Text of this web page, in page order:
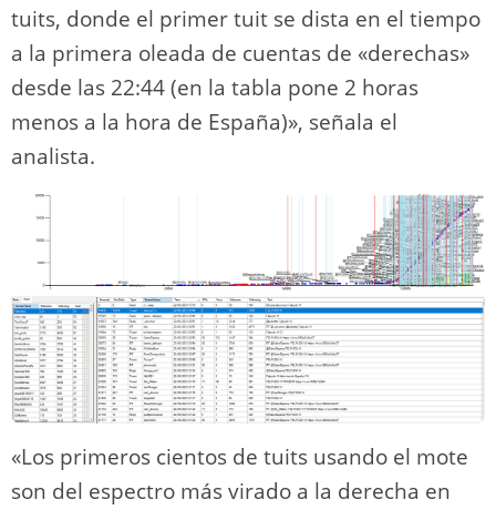
tuits, donde el primer tuit se dista en el tiempo
a la primera oleada de cuentas de «derechas»
desde las 22:44 (en la tabla pone 2 horas
menos a la hora de España)», señala el
analista.
«Los primeros cientos de tuits usando el mote
son del espectro más virado a la derecha en